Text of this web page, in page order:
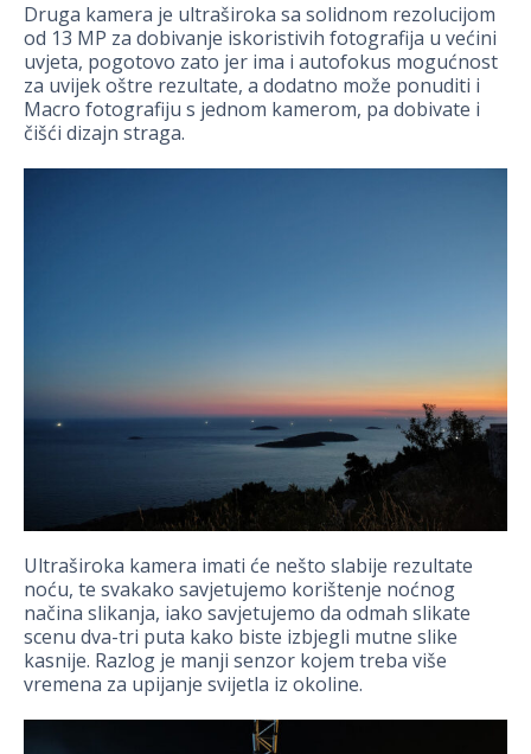
Druga kamera je ultraširoka sa solidnom rezolucijom
od 13 MP za dobivanje iskoristivih fotografija u većini
uvjeta, pogotovo zato jer ima i autofokus mogućnost
za uvijek oštre rezultate, a dodatno može ponuditi i
Macro fotografiju s jednom kamerom, pa dobivate i
čišći dizajn straga.
Ultraširoka kamera imati će nešto slabije rezultate
noću, te svakako savjetujemo korištenje noćnog
načina slikanja, iako savjetujemo da odmah slikate
scenu dva-tri puta kako biste izbjegli mutne slike
kasnije. Razlog je manji senzor kojem treba više
vremena za upijanje svijetla iz okoline.